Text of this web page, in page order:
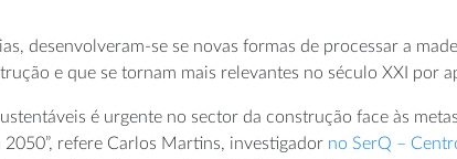
desenvolveram-se se novas formas de processar a
e que se tornam mais relevantes no século XXI por
é urgente no sector da construção face às
refere Carlos Martins, investigador no SerQ –